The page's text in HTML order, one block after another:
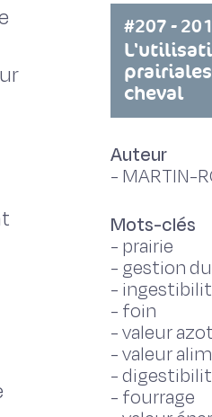
#207 -
cheval
Auteur
- MARTIN-
Mots-clés
- prairie
- gestion
-
- foin
-valeur
-valeur
-
- fourrage